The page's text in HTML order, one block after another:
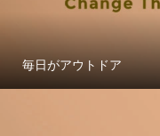
毎日がアウトドア